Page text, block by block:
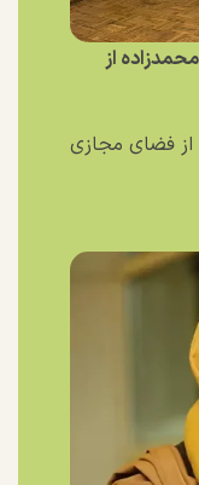
از
فضای مجازی